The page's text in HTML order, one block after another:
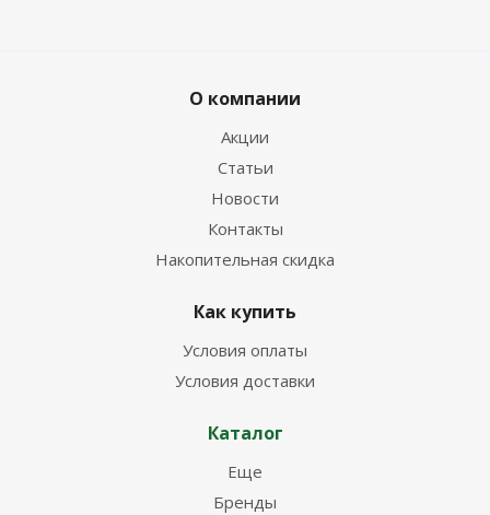
О компании
Акции
Статьи
Новости
Контакты
Накопительная скидка
Как купить
Условия оплаты
Условия доставки
Каталог
Еще
Бренды